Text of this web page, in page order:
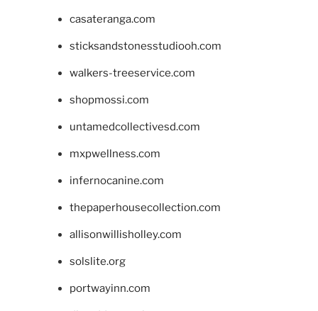
casateranga.com
sticksandstonesstudiooh.com
walkers-treeservice.com
shopmossi.com
untamedcollectivesd.com
mxpwellness.com
infernocanine.com
thepaperhousecollection.com
allisonwillisholley.com
solslite.org
portwayinn.com